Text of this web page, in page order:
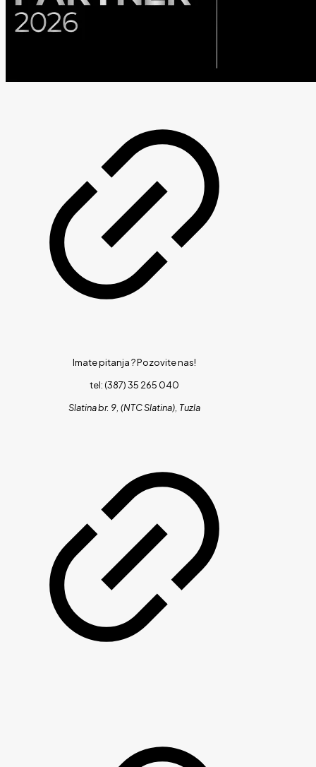
Imate pitanja ?Pozovite nas!
tel: (387) 35 265 040
Slatina br. 9, (NTC Slatina), Tuzla